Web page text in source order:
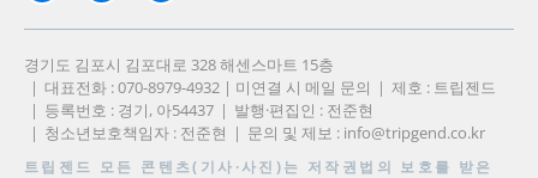
경기도 김포시 김포대로 328 해센스마트 15층
대표전화 : 070-8979-4932 | 미연결 시 메일 문의
제호 : 트립젠드
등록번호 : 경기, 아54437
발행·편집인 : 전준현
청소년보호책임자 : 전준현
문의 및 제보 : info@tripgend.co.kr
트립젠드 모든 콘텐츠(기사·사진)는 저작권법의 보호를 받은